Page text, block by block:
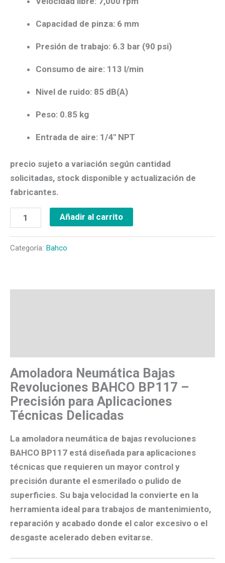
Capacidad de pinza: 6 mm
Presión de trabajo: 6.3 bar (90 psi)
Consumo de aire: 113 l/min
Nivel de ruido: 85 dB(A)
Peso: 0.85 kg
Entrada de aire: 1/4″ NPT
precio sujeto a variación según cantidad
solicitadas, stock disponible y actualización de
fabricantes.
Añadir al carrito
Categoría: Bahco
Amoladora Neumática Bajas
Revoluciones BAHCO BP117 –
Precisión para Aplicaciones
Técnicas Delicadas
La amoladora neumática de bajas revoluciones
BAHCO BP117 está diseñada para aplicaciones
técnicas que requieren un mayor control y
precisión durante el esmerilado o pulido de
superficies. Su baja velocidad la convierte en la
herramienta ideal para trabajos de mantenimiento,
reparación y acabado donde el calor excesivo o el
desgaste acelerado deben evitarse.